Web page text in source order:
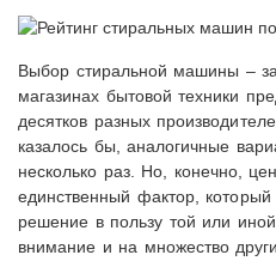
Выбор стиральной машины –
магазинах бытовой техники
десятков разных
казалось бы, аналогичные
несколько раз. Но, конечно,
единственный фактор,
решение в пользу той или
внимание и на множество